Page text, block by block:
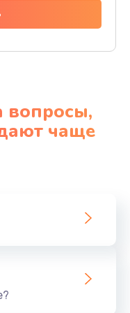
(домой)
вопросы,
чаще